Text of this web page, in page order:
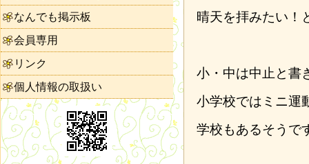
晴天を拝みたい！
小・中は中止と書
小学校ではミニ運
学校もあるそうで
なんでも掲示板
会員専用
リンク
個人情報の取扱い